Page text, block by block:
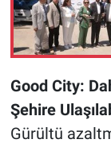
Good City:
Şehire
Gürültü